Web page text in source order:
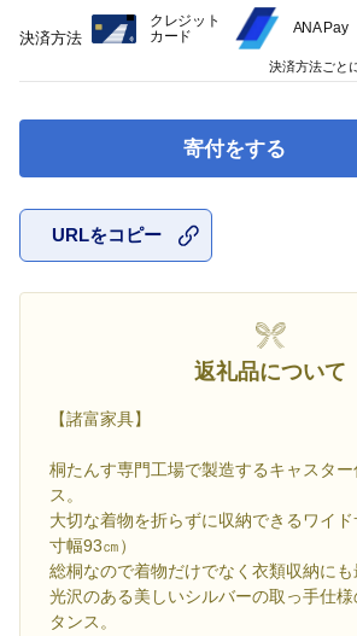
寄付をする
URLをコピー
返礼品について
【諸富家具】
桐たんす専門工場で製造するキャスタ
ス。
大切な着物を折らずに収納できるワイ
寸幅93㎝）
総桐なので着物だけでなく衣類収納にも
光沢のある美しいシルバーの取っ手仕
タンス。
決済方法
クレジット
カード
ANA Pay
決済方法ごと